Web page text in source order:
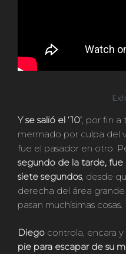
Y se salió el ‘10’, por fin a
mermado por culpa del
fue el pasador en otro.
segundo de la tarde,
siete segundos, desde
derecha del área
pasan muchísimas cosas.
Diego controla, encara y
pie para escapar de su